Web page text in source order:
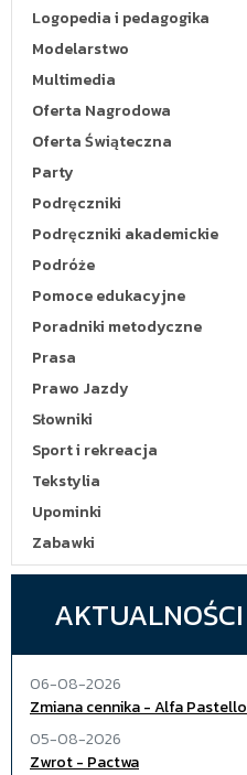
Logopedia i pedagogika
Modelarstwo
Multimedia
Oferta Nagrodowa
Oferta Świąteczna
Party
Podręczniki
Podręczniki akademickie
Podróże
Pomoce edukacyjne
Poradniki metodyczne
Prasa
Prawo Jazdy
Słowniki
Sport i rekreacja
Tekstylia
Upominki
Zabawki
AKTUALNOŚCI
06-08-2026
Zmiana cennika - Alfa Pastello
05-08-2026
Zwrot - Pactwa